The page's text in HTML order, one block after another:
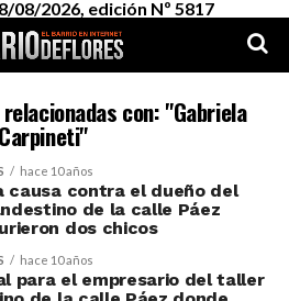
08/2026, edición Nº 5817
con: "Gabriela
Carpineti"
hace 10 años
causa contra el dueño del
de la calle Páez
dos chicos
hace 10 años
para el empresario del taller